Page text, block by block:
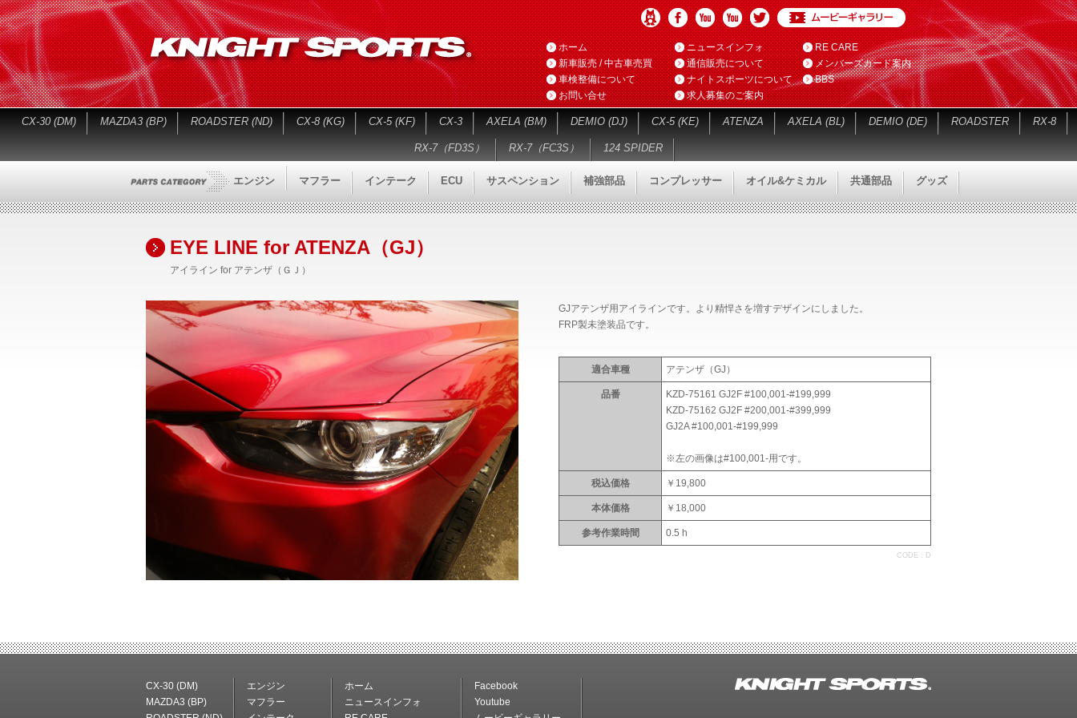
ホーム ニュースインフォ
RE CARE
新車販売 / 中古車売買
通信販売について
メンバーズカード案内
車検整備について
ナイトスポーツについて
BBS
お問い合せ
求人募集のご案内
CX-30 (DM) MAZDA3 (BP) ROADSTER (ND) CX-8 (KG) CX-5 (KF) CX-3 AXELA (BM) DEMIO (DJ) CX-5 (KE) ATENZA AXELA (BL) DEMIO (DE) ROADSTER RX-8
RX-7（FD3S） RX-7（FC3S） 124 SPIDER
エンジン マフラー インテーク ECU サスペンション 補強部品 コンプレッサー オイル&ケミカル 共通部品 グッズ
EYE LINE for ATENZA（GJ）
アイライン for アテンザ（ＧＪ）
GJアテンザ用アイラインです。より精悍さを増すデザインにしました。
FRP製未塗装品です。
適合車種 アテンザ（GJ）
品番
KZD-75161 GJ2F #100,001-#199,999
KZD-75162 GJ2F #200,001-#399,999
GJ2A #100,001-#199,999
※左の画像は#100,001-用です。
税込価格 ￥19,800
本体価格 ￥18,000
参考作業時間 0.5 h
CODE : D
CX-30 (DM)
MAZDA3 (BP)
エンジン
マフラー
ホーム
ニュースインフォ
Facebook
Youtube